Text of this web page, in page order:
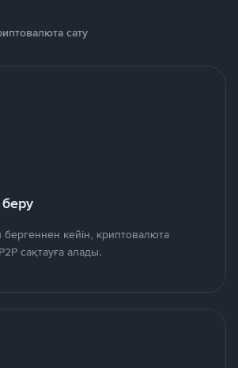
сату
кейін, криптовалюта
сақтауға алады.